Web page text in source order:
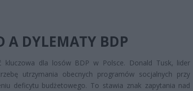
A DYLEMATY BDP
kluczowa dla losów BDP w Polsce. Donald Tusk, lider
utrzymania obecnych programów socjalnych przy
deficytu budżetowego. To stawia znak zapytania nad